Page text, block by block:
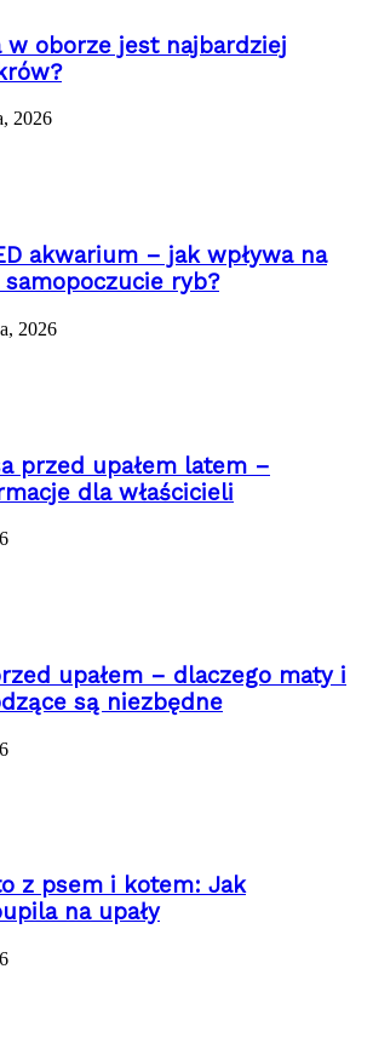
w oborze jest najbardziej
2026
akwarium – jak wpływa na
ryb?
2026
przed upałem latem –
dla właścicieli
upałem – dlaczego maty i
są niezbędne
z psem i kotem: Jak
na upały